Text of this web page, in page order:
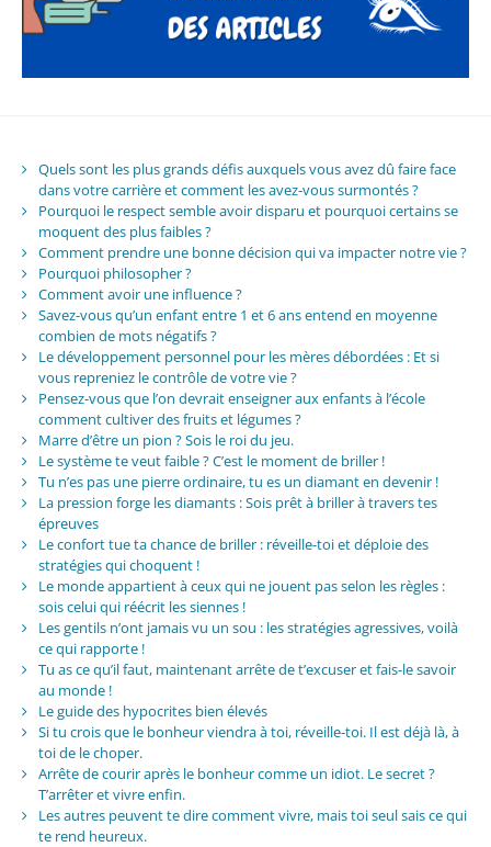
Quels sont les plus grands défis auxquels vous avez dû faire face
dans votre carrière et comment les avez-vous surmontés ?
Pourquoi le respect semble avoir disparu et pourquoi certains se
moquent des plus faibles ?
Comment prendre une bonne décision qui va impacter notre vie ?
Pourquoi philosopher ?
Comment avoir une influence ?
Savez-vous qu’un enfant entre 1 et 6 ans entend en moyenne
combien de mots négatifs ?
Le développement personnel pour les mères débordées : Et si
vous repreniez le contrôle de votre vie ?
Pensez-vous que l’on devrait enseigner aux enfants à l’école
comment cultiver des fruits et légumes ?
Marre d’être un pion ? Sois le roi du jeu.
Le système te veut faible ? C’est le moment de briller !
Tu n’es pas une pierre ordinaire, tu es un diamant en devenir !
La pression forge les diamants : Sois prêt à briller à travers tes
épreuves
Le confort tue ta chance de briller : réveille-toi et déploie des
stratégies qui choquent !
Le monde appartient à ceux qui ne jouent pas selon les règles :
sois celui qui réécrit les siennes !
Les gentils n’ont jamais vu un sou : les stratégies agressives, voilà
ce qui rapporte !
Tu as ce qu’il faut, maintenant arrête de t’excuser et fais-le savoir
au monde !
Le guide des hypocrites bien élevés
Si tu crois que le bonheur viendra à toi, réveille-toi. Il est déjà là, à
toi de le choper.
Arrête de courir après le bonheur comme un idiot. Le secret ?
T’arrêter et vivre enfin.
Les autres peuvent te dire comment vivre, mais toi seul sais ce qui
te rend heureux.